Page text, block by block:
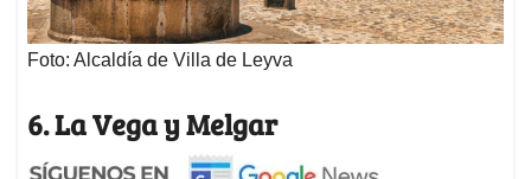
Foto: Alcaldía de Villa de Leyva
6. La Vega y Melgar